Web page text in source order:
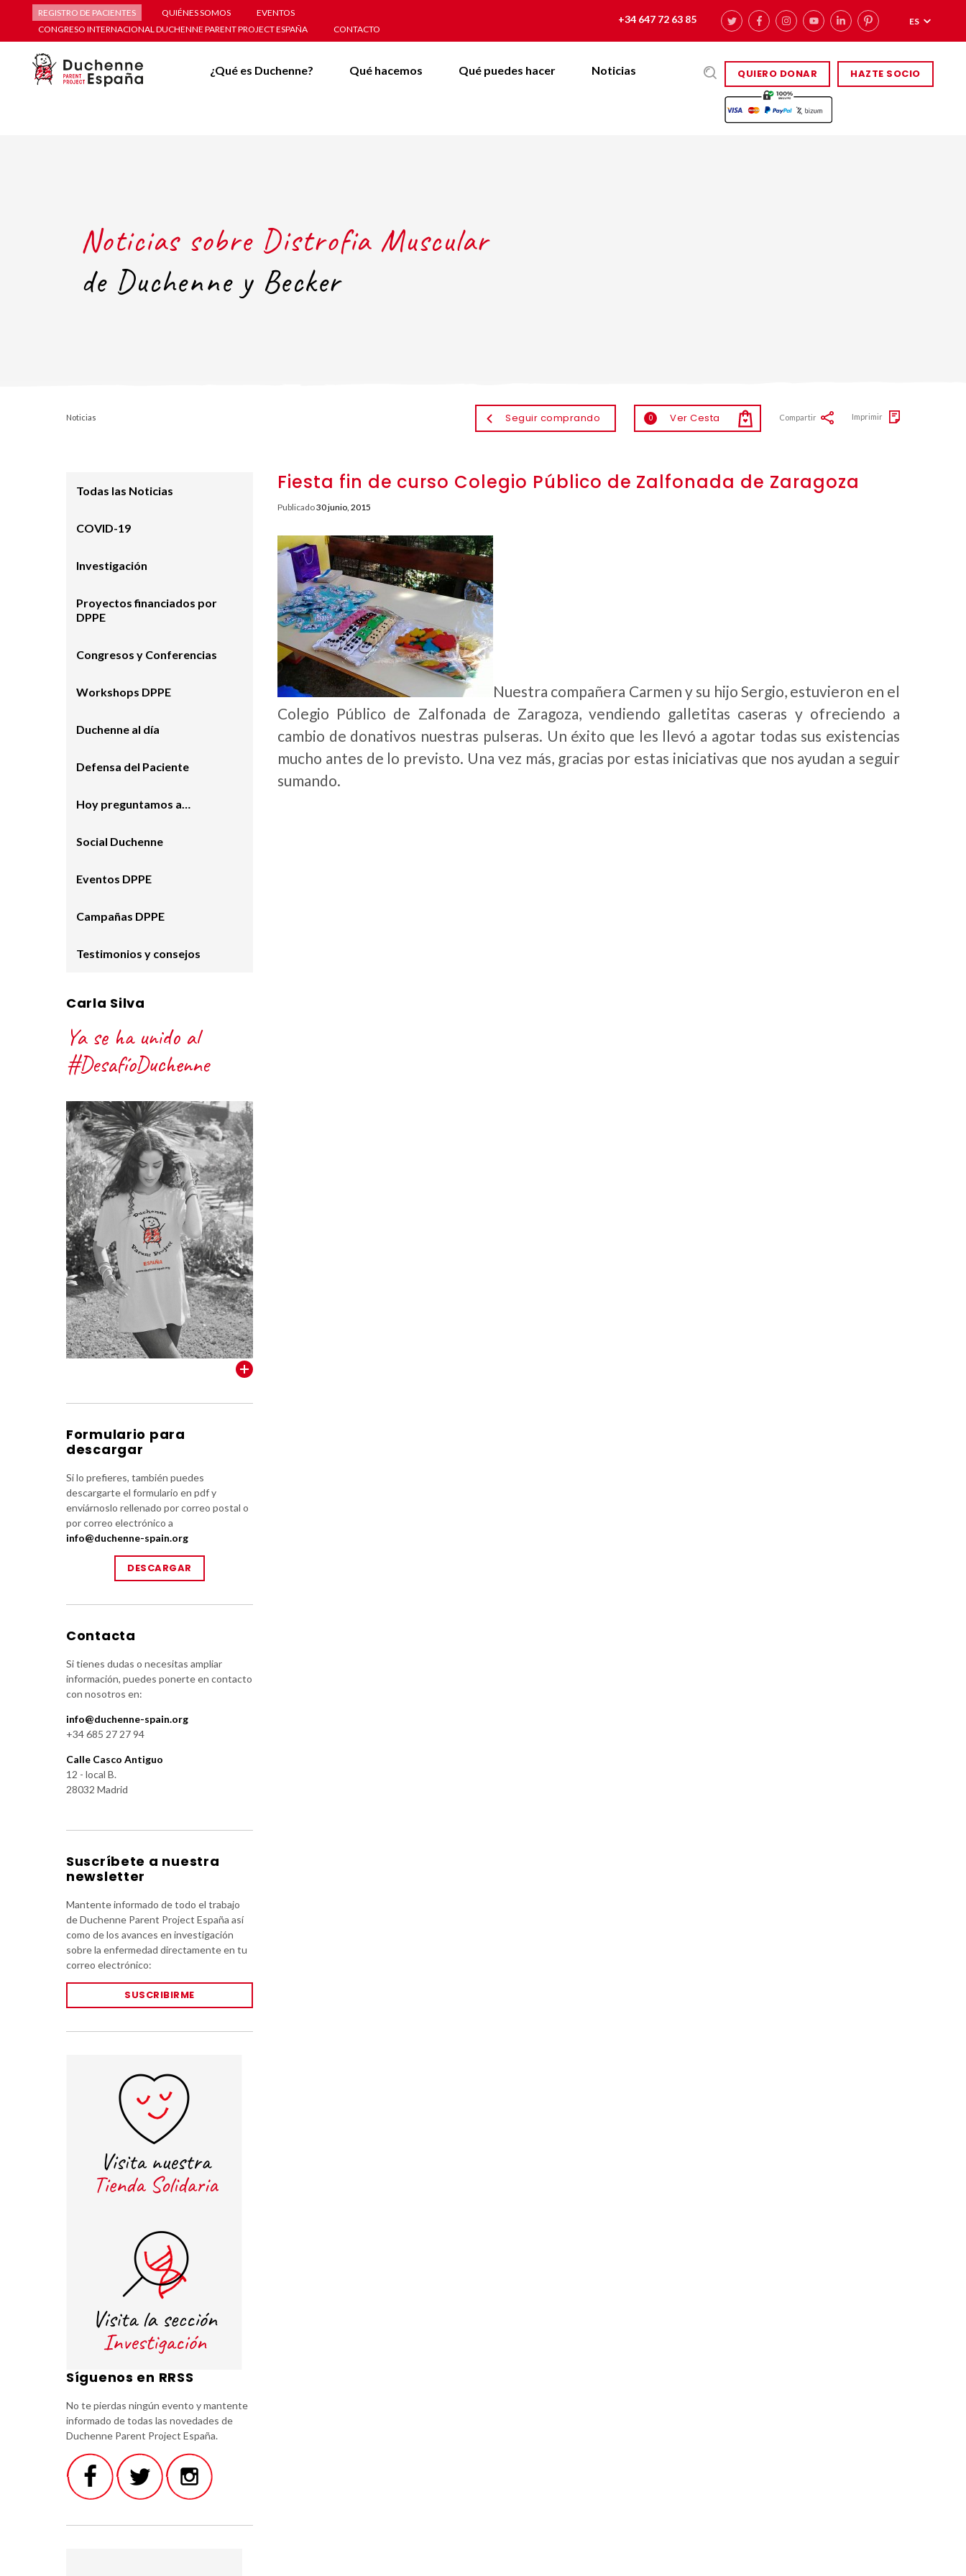
REGISTRO DE PACIENTES QUIÉNES SOMOS
EVENTOS
CONGRESO INTERNACIONAL DUCHENNE PARENT PROJECT ESPAÑA
CONTACTO
+34 647 72 63 85 ES
QUIERO DONAR HAZTE SOCIO
¿Qué es Duchenne? Qué hacemos Qué puedes hacer Noticias
Noticias sobre Distrofia Muscular
de Duchenne y Becker
Noticias Seguir comprando 0 Ver Cesta Compartir Imprimir
Fiesta fin de curso Colegio Público de Zalfonada de Zaragoza
Publicado30 junio, 2015
Nuestra compañera Carmen y su hijo Sergio, estuvieron en el
Colegio Público de Zalfonada de Zaragoza, vendiendo galletitas caseras y ofreciendo a
cambio de donativos nuestras pulseras. Un éxito que les llevó a agotar todas sus existencias
mucho antes de lo previsto. Una vez más, gracias por estas iniciativas que nos ayudan a seguir
sumando.
Todas las Noticias
COVID-19
Investigación
Proyectos financiados por
DPPE
Congresos y Conferencias
Workshops DPPE
Duchenne al día
Defensa del Paciente
Hoy preguntamos a…
Social Duchenne
Eventos DPPE
Campañas DPPE
Testimonios y consejos
Carla Silva
Ya se ha unido al
#DesafíoDuchenne
Formulario para
descargar
Si lo prefieres, también puedes
descargarte el formulario en pdf y
enviárnoslo rellenado por correo postal o
por correo electrónico a
info@duchenne-spain.org
DESCARGAR
Contacta
Si tienes dudas o necesitas ampliar
información, puedes ponerte en contacto
con nosotros en:
info@duchenne-spain.org
+34 685 27 27 94
Calle Casco Antiguo
12 - local B.
28032 Madrid
Suscríbete a nuestra
newsletter
Mantente informado de todo el trabajo
de Duchenne Parent Project España así
como de los avances en investigación
sobre la enfermedad directamente en tu
correo electrónico:
SUSCRIBIRME
Síguenos en RRSS
No te pierdas ningún evento y mantente
informado de todas las novedades de
Duchenne Parent Project España.